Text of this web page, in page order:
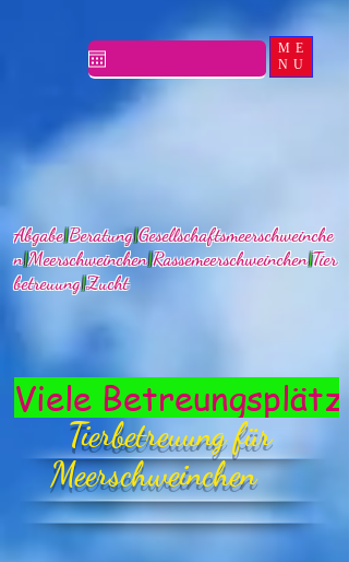
ME
NU
Abgabe|Beratung|Gesellschaftsmeerschweinche
n|Meerschweinchen|Rassemeerschweinchen|Tier
betreuung|Zucht
Tierbetreuung für
Meerschweinchen
Viele